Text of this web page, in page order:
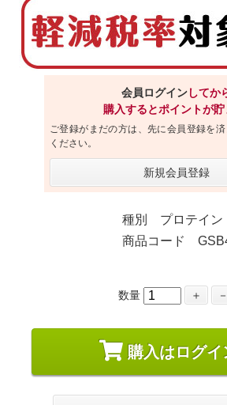
会員ログインしてか
購入するとポイントが
ご登録がまだの方は、先に会員登録を
ください。
新規会員登録
種別 プロテイン
商品コード
数量 ＋ －
購入はログイ